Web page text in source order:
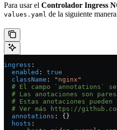
Para usar el Controlador Ingress
values.yaml de la siguiente
ingress :
  enabled
: true
  className
:
"nginx"
# El campo `annotations`
# Las anotaciones son
# Estas anotaciones pueden
# Ver más https://
  annotations
: {}
  hosts
: